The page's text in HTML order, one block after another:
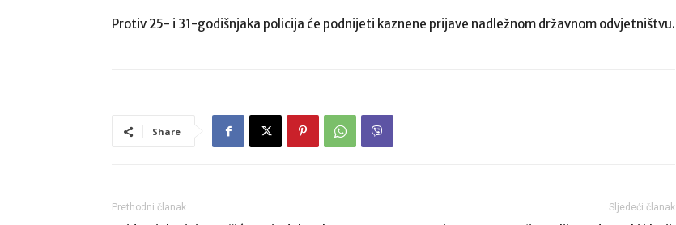
Protiv 25- i 31-godišnjaka policija će podnijeti kaznene prijave nadležnom državnom odvjetništvu.
Share
Prethodni članak Sljedeći članak